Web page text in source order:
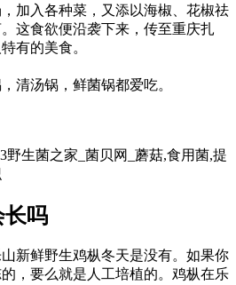
加入各种菜，又添以海椒、花椒祛
这食欲便沿袭下来，传至重庆扎
有的美食。
清汤锅，鲜菌锅都爱吃。
野生菌之家_菌贝网_蘑菇,食用菌,提
长吗
新鲜野生鸡枞冬天是没有。如果你
，要么就是人工培植的。鸡枞在乐